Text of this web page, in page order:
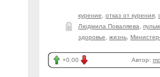
курение отказ от курения
Людмила Поваляева
здоровье
жизнь
+0.00 Автор: